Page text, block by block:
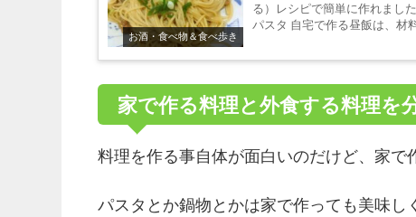
お酒・食べ物＆食べ歩き
る）レシピで簡単に作れまし
パスタ 自宅で作る昼飯は、材
家で作る料理と外食する料理を
料理を作る事自体が面白いのだけど、家で
パスタとか鍋物とかは家で作っても美味し